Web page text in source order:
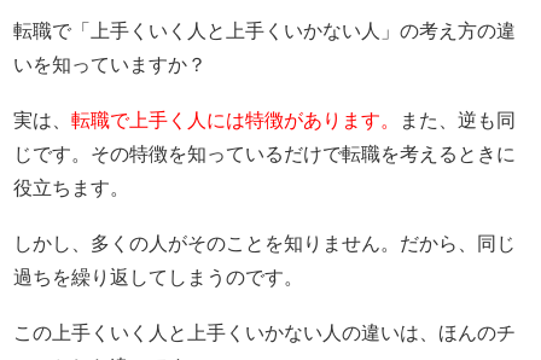
転職で「上手くいく人と上手くいかない人」の考え方の違
いを知っていますか？
実は、転職で上手く人には特徴があります。
また、逆も同
じです。その特徴を知っているだけで転職を考えるときに
役立ちます。
しかし、多くの人がそのことを知りません。だから、同じ
過ちを繰り返してしまうのです。
この上手くいく人と上手くいかない人の違いは、ほんのチ